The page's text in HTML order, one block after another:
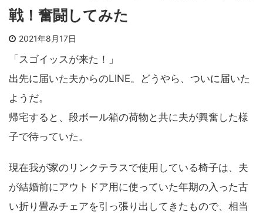
戦！奮闘してみた
2021年8月17日
「スゴイッスが来た！」
出先に届いた夫からのLINE。どうやら、ついに届いた
ようだ。
帰宅すると、段ボール箱の荷物と共に夫が興奮した様
子で待っていた。
現在我が家のリンクテラスで使用している椅子は、夫
が結婚前にアウトドア用に使っていた年期の入った古
い折り畳みチェアを引っ張り出してきたもので、相当